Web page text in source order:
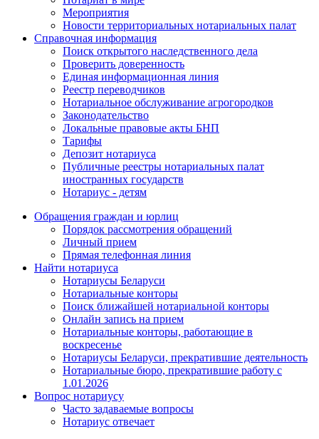
Мероприятия
Новости территориальных нотариальных палат
Справочная информация
Поиск открытого наследственного дела
Проверить доверенность
Единая информационная линия
Реестр переводчиков
Нотариальное обслуживание агрогородков
Законодательство
Локальные правовые акты БНП
Тарифы
Депозит нотариуса
Публичные реестры нотариальных палат
иностранных государств
Нотариус - детям
Обращения граждан и юрлиц
Порядок рассмотрения обращений
Личный прием
Прямая телефонная линия
Найти нотариуса
Нотариусы Беларуси
Нотариальные конторы
Поиск ближайшей нотариальной конторы
Онлайн запись на прием
Нотариальные конторы, работающие в
воскресенье
Нотариусы Беларуси, прекратившие деятельность
Нотариальные бюро, прекратившие работу с
1.01.2026
Вопрос нотариусу
Часто задаваемые вопросы
Нотариус отвечает